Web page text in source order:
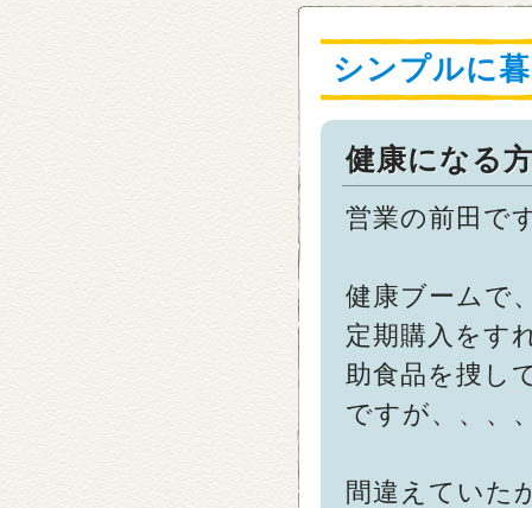
シンプルに
健康になる
営業の前田で
健康ブームで
定期購入をす
助食品を捜し
ですが、、、
間違えていた